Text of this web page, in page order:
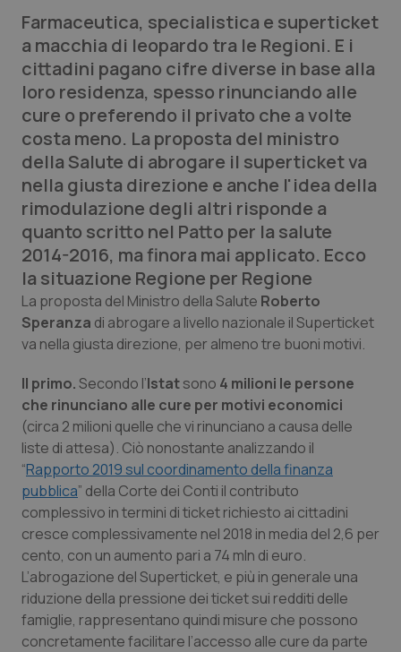
Lettere al direttore
Edizioni Regionali
QS Pro
Professionisti Sanitari.AI
Abruzzo
Basilicata
Calabria
Campania
Emilia-Romagna
Friuli Venezia Giulia
Lazio
Liguria
Lombardia
Marche
QS Pro Gold
Artrite & artrosi
Asma & BPCO
Car-T
Colesterolo & coronaropatie
Dermatite Atopica
Diabete & glucometri
Disturbi dell’umore
Dolore
Donna & Salute
QS Club Newsletter
Farmaceutica, specialistica e superticket
a macchia di leopardo tra le Regioni. E i
cittadini pagano cifre diverse in base alla
loro residenza, spesso rinunciando alle
cure o preferendo il privato che a volte
costa meno. La proposta del ministro
della Salute di abrogare il superticket va
nella giusta direzione e anche l'idea della
rimodulazione degli altri risponde a
quanto scritto nel Patto per la salute
2014-2016, ma finora mai applicato. Ecco
la situazione Regione per Regione
La proposta del Ministro della Salute Roberto
Speranza di abrogare a livello nazionale il Superticket
va nella giusta direzione, per almeno tre buoni motivi.
Il primo.Secondo l’Istatsono 4 milioni le persone
che rinunciano alle cure per motivi economici
(circa 2 milioni quelle che vi rinunciano a causa delle
liste di attesa). Ciò nonostante analizzando il
“Rapporto 2019 sul coordinamento della finanza
pubblica” della Corte dei Conti il contributo
complessivo in termini di ticket richiesto ai cittadini
cresce complessivamente nel 2018 in media del 2,6 per
cento, con un aumento pari a 74 mln di euro.
L’abrogazione del Superticket, e più in generale una
riduzione della pressione dei ticket sui redditi delle
famiglie, rappresentano quindi misure che possono
concretamente facilitare l’accesso alle cure da parte